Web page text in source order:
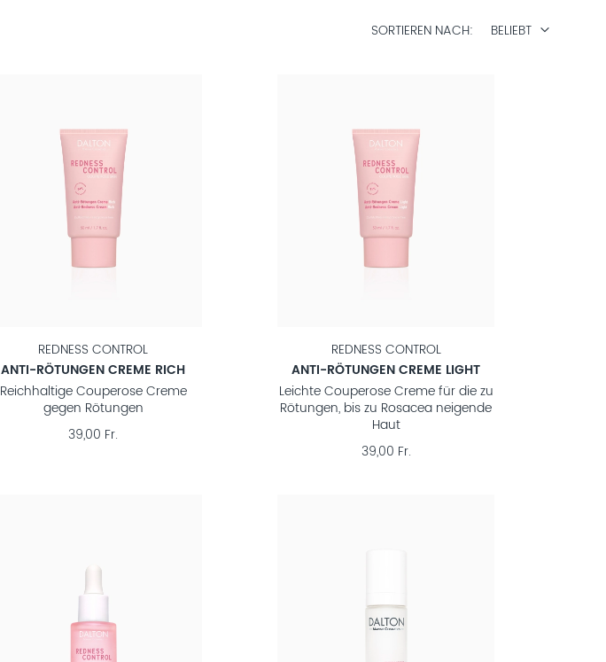
SORTIEREN NACH BELIEBT
REDNESS CONTROL
ANTI-RÖTUNGEN CREME RICH
Reichhaltige Couperose Creme
gegen Rötungen
39,00 Fr.
REDNESS CONTROL
ANTI-RÖTUNGEN CREME LIGHT
Leichte Couperose Creme für die zu
Rötungen, bis zu Rosacea neigende
Haut
39,00 Fr.